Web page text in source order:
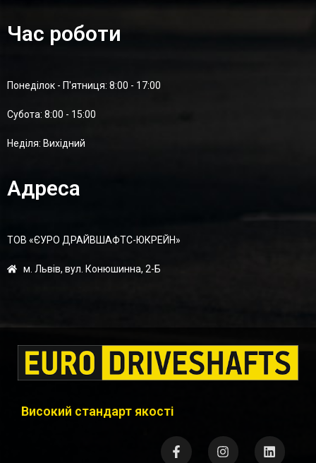
Час роботи
Понеділок - П'ятниця: 8:00 - 17:00
Суботa: 8:00 - 15:00
Неділя: Вихідний
Адреса
ТОВ «ЄУРО ДРАЙВШАФТC-ЮКРЕЙН»
м. Львів, вул. Конюшинна, 2-Б
Високий стандарт якості